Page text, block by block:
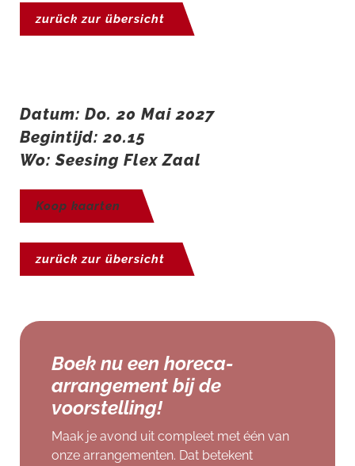
zurück zur übersicht
Datum: Do. 20 Mai 2027
Begintijd: 20.15
Wo: Seesing Flex Zaal
Koop kaarten
zurück zur übersicht
Boek nu een horeca-
arrangement bij de
voorstelling!
Maak je avond uit compleet met één van
onze arrangementen. Dat betekent